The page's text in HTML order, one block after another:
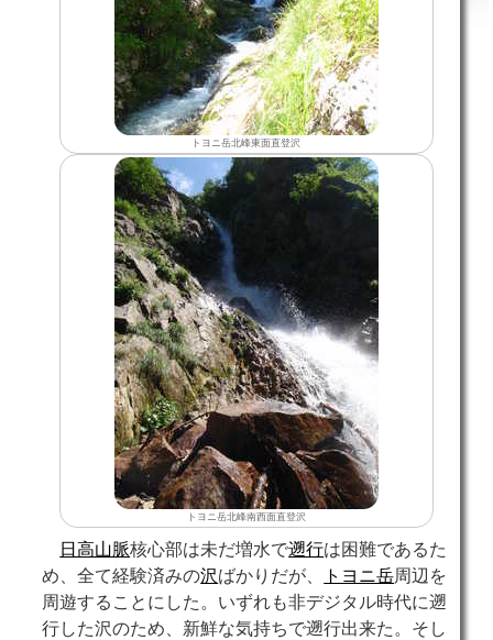
トヨニ岳北峰東面直登沢
トヨニ岳北峰南西面直登沢
日高山脈核心部は未だ増水で遡行は困難であるた
め、全て経験済みの沢ばかりだが、 トヨニ岳周辺を
周遊することにした。いずれも非デジタル時代に遡
行した沢のため、新鮮な気持ちで遡行出来た。そし